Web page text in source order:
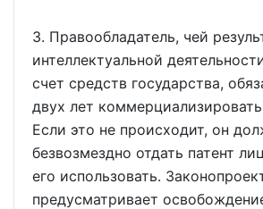
3. Правообладатель, чей
интеллектуальной
счет средств государства,
двух лет коммерциализировать
Если это не происходит, он
безвозмездно отдать патент
его использовать.
предусматривает